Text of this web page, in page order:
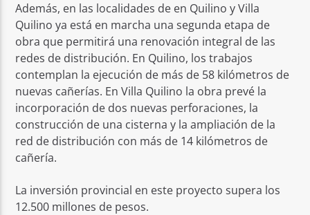
Además, en las localidades de en Quilino y Villa
Quilino ya está en marcha una segunda etapa de
obra que permitirá una renovación integral de las
redes de distribución. En Quilino, los trabajos
contemplan la ejecución de más de 58 kilómetros de
nuevas cañerías. En Villa Quilino la obra prevé la
incorporación de dos nuevas perforaciones, la
construcción de una cisterna y la ampliación de la
red de distribución con más de 14 kilómetros de
cañería.
La inversión provincial en este proyecto supera los
12.500 millones de pesos.